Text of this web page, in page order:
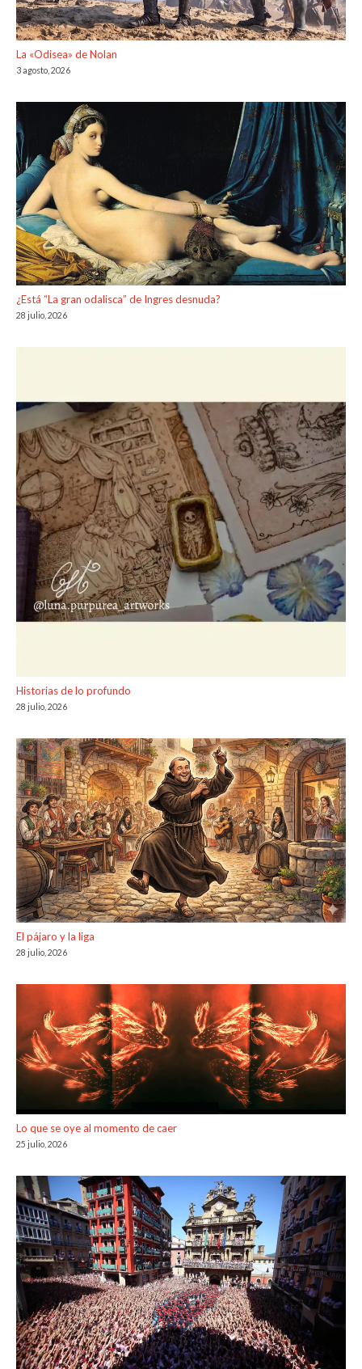
La «Odisea» de Nolan
3 agosto, 2026
¿Está “La gran odalisca” de Ingres desnuda?
28 julio, 2026
Historias de lo profundo
28 julio, 2026
El pájaro y la liga
28 julio, 2026
Lo que se oye al momento de caer
25 julio, 2026